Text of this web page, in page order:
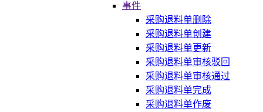
事件
采购退料单删除
采购退料单创建
采购退料单更新
采购退料单审核驳回
采购退料单审核通过
采购退料单完成
采购退料单作废